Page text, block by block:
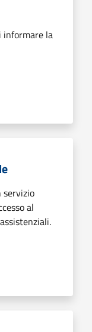
informare la
servizio
al